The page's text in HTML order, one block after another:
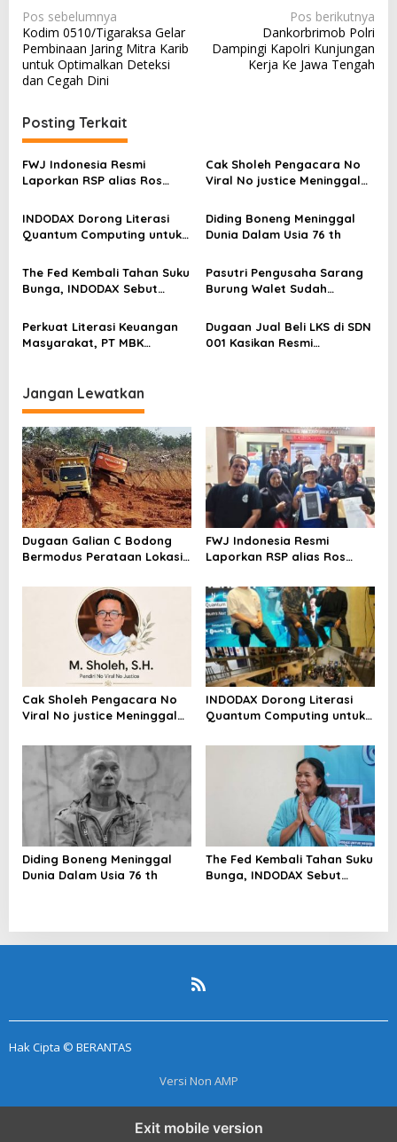
N
a
v
i
g
a
s
i
p
o
s
Pos sebelumnya
Kodim 0510/Tigaraksa Gelar
Pembinaan Jaring Mitra Karib
untuk Optimalkan Deteksi
dan Cegah Dini
Pos berikutnya
Dankorbrimob Polri
Dampingi Kapolri Kunjungan
Kerja Ke Jawa Tengah
Posting Terkait
FWJ Indonesia Resmi
Laporkan RSP alias Ros
Cak Sholeh Pengacara No
Viral No justice Meninggal
INDODAX Dorong Literasi
Quantum Computing untuk
Blockchain
Diding Boneng Meninggal
Dunia Dalam Usia 76 th
The Fed Kembali Tahan Suku
Bunga, INDODAX Sebut
Sentimen Pasar
Pasutri Pengusaha Sarang
Burung Walet Sudah
Pelapor Desak Polda Jambi
Segera Lakukan Penahanan
Perkuat Literasi Keuangan
Masyarakat, PT MBK
Dugaan Jual Beli LKS di SDN
001 Kasikan Resmi
Jangan Lewatkan
Dugaan Galian C Bodong
Bermodus Perataan Lokasi
Riau Akan Tinjauan Lokasi
FWJ Indonesia Resmi
Laporkan RSP alias Ros
Cak Sholeh Pengacara No
Viral No justice Meninggal
INDODAX Dorong Literasi
Quantum Computing untuk
Blockchain
Diding Boneng Meninggal
Dunia Dalam Usia 76 th
The Fed Kembali Tahan Suku
Bunga, INDODAX Sebut
Hak Cipta © BERANTAS
Versi Non AMP
Exit mobile version